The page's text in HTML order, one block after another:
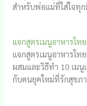
สำหรับพ่อแม่ที่ใส่ใจทุก
แจกสูตรเมนูอาหารไท
แจกสูตรเมนูอาหารไท
ผสมและวิธีทำ 10 เมนู
กับคนยุคใหม่ที่รักสุขภ